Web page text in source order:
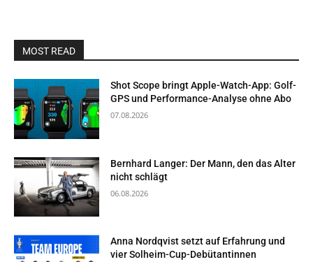
MOST READ
Shot Scope bringt Apple-Watch-App: Golf-
GPS und Performance-Analyse ohne Abo
07.08.2026
Bernhard Langer: Der Mann, den das Alter
nicht schlägt
06.08.2026
Anna Nordqvist setzt auf Erfahrung und
vier Solheim-Cup-Debütantinnen